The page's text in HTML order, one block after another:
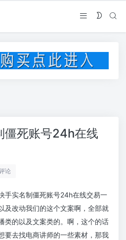
僵死账号24h在线
论
手实名制僵死账号24h在线交易一
及改动我们的这个文案啊，全部就
类的以及文案类的。啊，这个的话
要去找电商讲师的一些素材，那我